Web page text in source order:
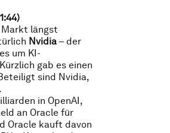
Markt längst
Nvidia – der
um KI-
gab es einen
sind Nvidia,
in OpenAI,
an Oracle für
Oracle kauft davon